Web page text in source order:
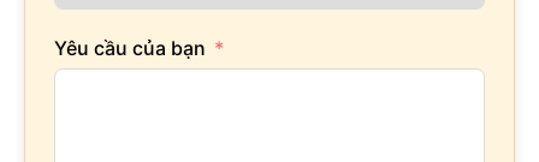
Yêu cầu của bạn